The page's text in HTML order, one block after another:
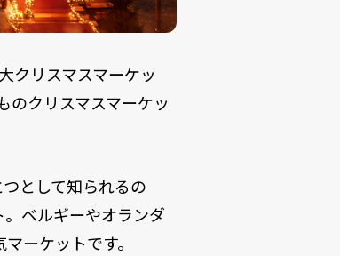
クリスマスマーケッ
のクリスマスマーケッ
として知られるの
ベルギーやオランダ
ーケットです。